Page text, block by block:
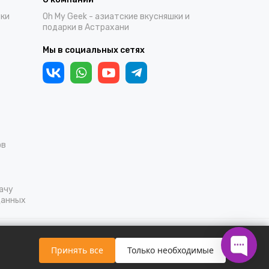
Oh My Geek - азиатские вкусняшки и
подарки в Астрахани
Мы в социальных сетях
Принять все Только необходимые